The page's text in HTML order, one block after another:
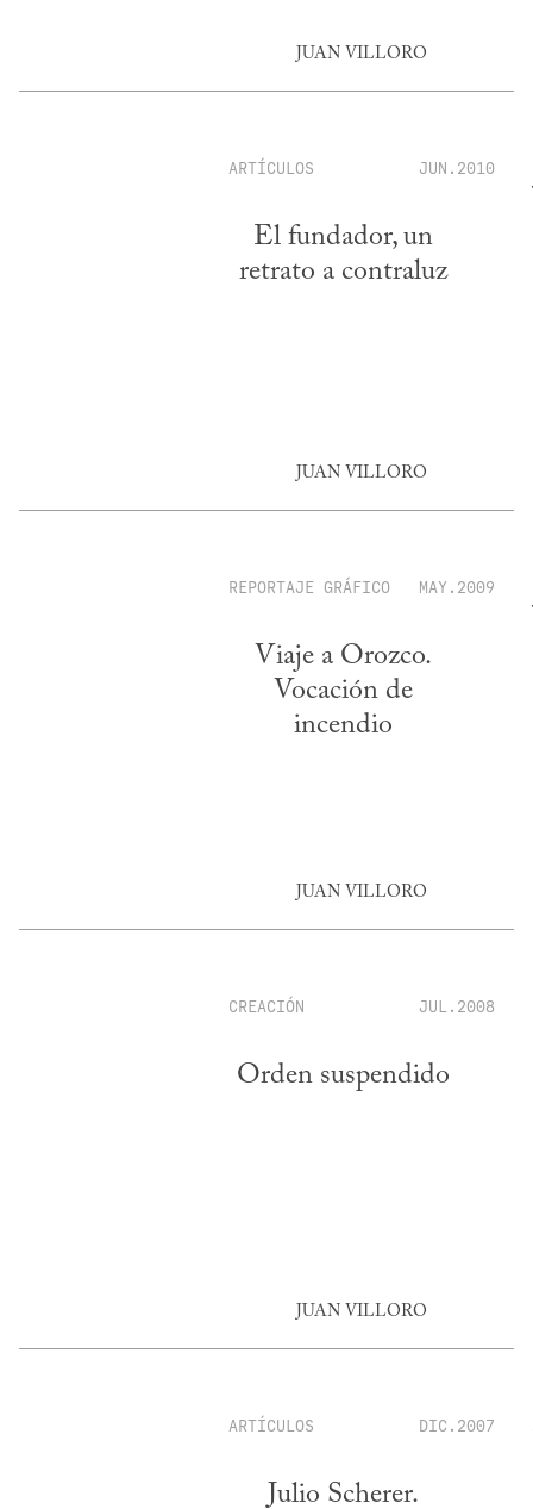
JUAN VILLORO
ARTÍCULOS JUN.2010
El fundador, un
retrato a contraluz
JUAN VILLORO
REPORTAJE GRÁFICO MAY.2009
Viaje a Orozco.
Vocación de
incendio
JUAN VILLORO
CREACIÓN JUL.2008
Orden suspendido
JUAN VILLORO
ARTÍCULOS DIC.2007
Julio Scherer.